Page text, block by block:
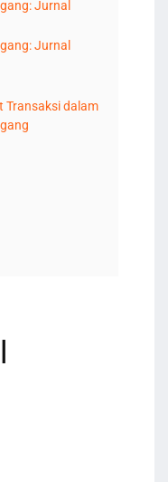
Jurnal
Jurnal
Transaksi dalam